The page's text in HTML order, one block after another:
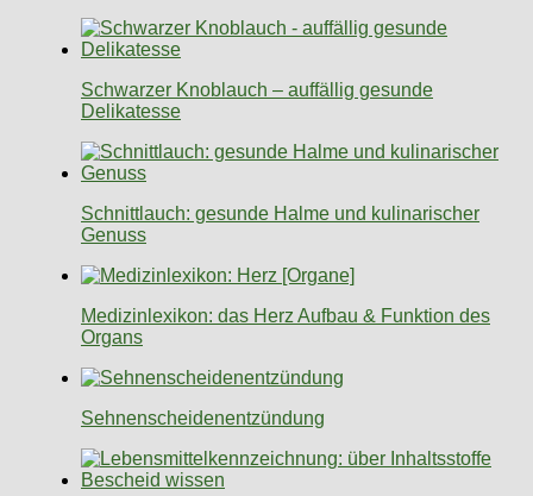
Schwarzer Knoblauch – auffällig gesunde
Delikatesse
Schnittlauch: gesunde Halme und kulinarischer
Genuss
Medizinlexikon: das Herz Aufbau & Funktion des
Organs
Sehnenscheidenentzündung